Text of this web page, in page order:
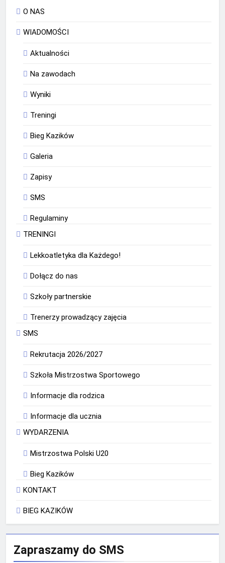
O NAS
WIADOMOŚCI
Aktualności
Na zawodach
Wyniki
Treningi
Bieg Kazików
Galeria
Zapisy
SMS
Regulaminy
TRENINGI
Lekkoatletyka dla Każdego!
Dołącz do nas
Szkoły partnerskie
Trenerzy prowadzący zajęcia
SMS
Rekrutacja 2026/2027
Szkoła Mistrzostwa Sportowego
Informacje dla rodzica
Informacje dla ucznia
WYDARZENIA
Mistrzostwa Polski U20
Bieg Kazików
KONTAKT
BIEG KAZIKÓW
Zapraszamy do SMS